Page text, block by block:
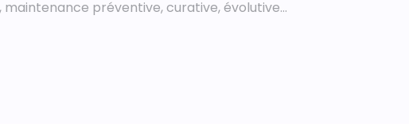
préventive, curative, évolutive…